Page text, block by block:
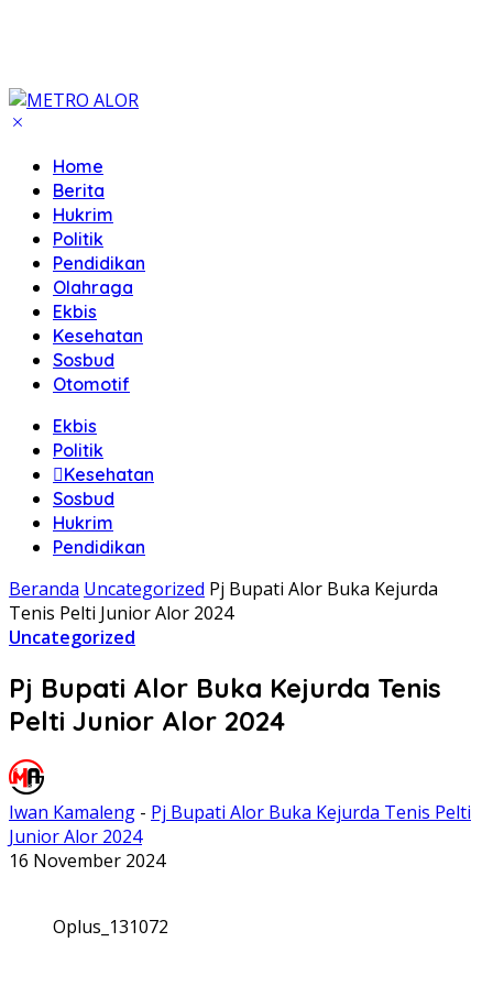
Home
Berita
Hukrim
Politik
Pendidikan
Olahraga
Ekbis
Kesehatan
Sosbud
Otomotif
Ekbis
Politik
Kesehatan
Sosbud
Hukrim
Pendidikan
Beranda Uncategorized Pj Bupati Alor Buka Kejurda
Tenis Pelti Junior Alor 2024
Uncategorized
Pj Bupati Alor Buka Kejurda Tenis
Pelti Junior Alor 2024
Iwan Kamaleng - Pj Bupati Alor Buka Kejurda Tenis Pelti
Junior Alor 2024
16 November 2024
Oplus_131072